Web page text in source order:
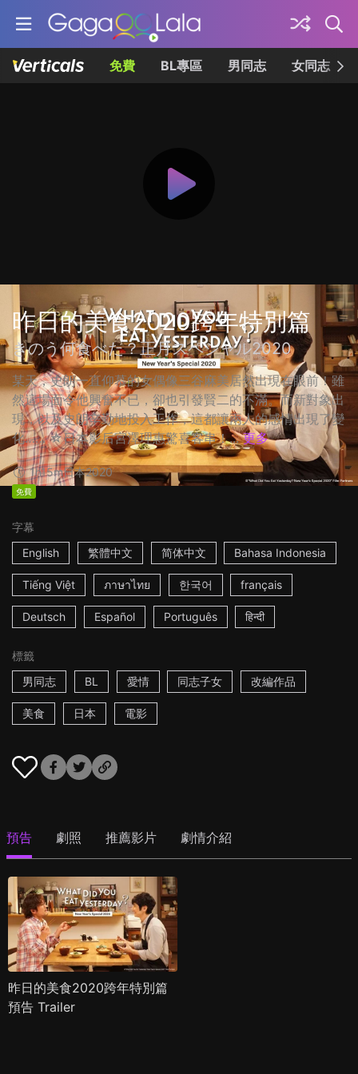
免費 BL專區 男同志 女同志
昨日的美食2020跨年特別篇
きのう何食べた？正月スペシャル2020
某天，史朗一直仰慕的女偶像三谷麻美居然出現在眼前！雖
然這場面令他興奮不已，卻也引發賢二的不滿。而新對象出
現，以及史朗辛勤地投入工作，這都讓兩人的感情出現了變
化…… ☆日本影后宮澤理惠驚喜客串！... 更多
1h15m日本2020
免費
字幕
English
繁體中文 简体中文 Bahasa Indonesia
Tiếng Việt ภาษาไทย 한국어 français
Deutsch Español Português हिन्दी
標籤
男同志
BL 愛情 同志子女 改編作品
美食 日本 電影
預告 劇照 推薦影片 劇情介紹
昨日的美食2020跨年特別篇
預告 Trailer